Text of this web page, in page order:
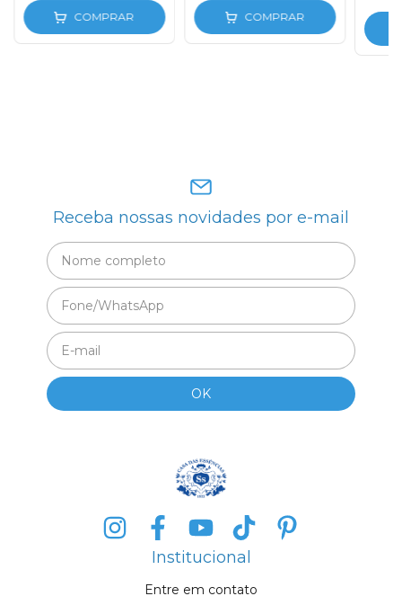
COMPRAR COMPRAR
Receba nossas novidades por e-mail
Institucional
Entre em contato